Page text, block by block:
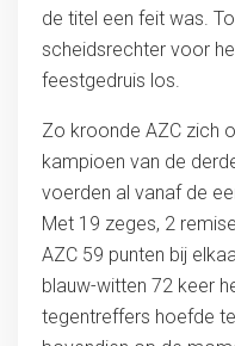
de titel een feit was.
scheidsrechter voor
feestgedruis los.
Zo kroonde AZC zich
kampioen van de
voerden al vanaf de
Met 19 zeges, 2
AZC 59 punten bij
blauw-witten 72 keer
tegentreffers hoefde